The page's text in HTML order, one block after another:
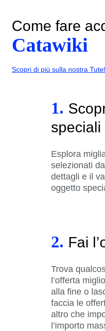
Come fare
Catawiki
Scopri di più sulla nostra
1.
speciali
Esplora
selezionati
dettagli e il
oggetto
2. Fai
Trova
l’offerta
alla fine o
faccia le
altro che
l’importo